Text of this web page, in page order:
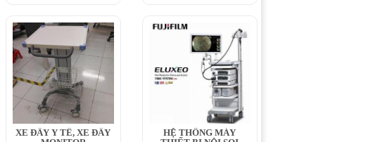
XE ĐẨY Y TẾ, XE ĐẨY
HỆ THỐNG MÁY